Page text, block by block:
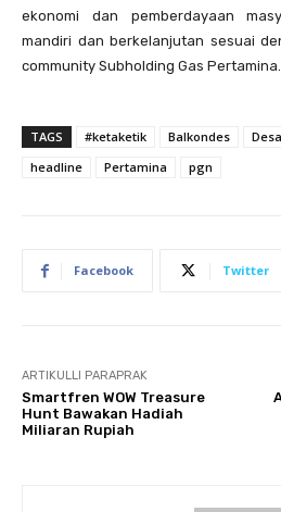
ekonomi dan pemberdayaan
mandiri dan berkelanjutan sesuai
community Subholding Gas
TAGS #ketaketik Balkondes
headline
Pertamina pgn
Facebook Twitter
ARTIKULLI PARAPRAK
Smartfren WOW Treasure
Hunt Bawakan Hadiah
Miliaran Rupiah